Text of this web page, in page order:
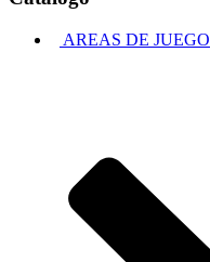
AREAS DE JUEGO